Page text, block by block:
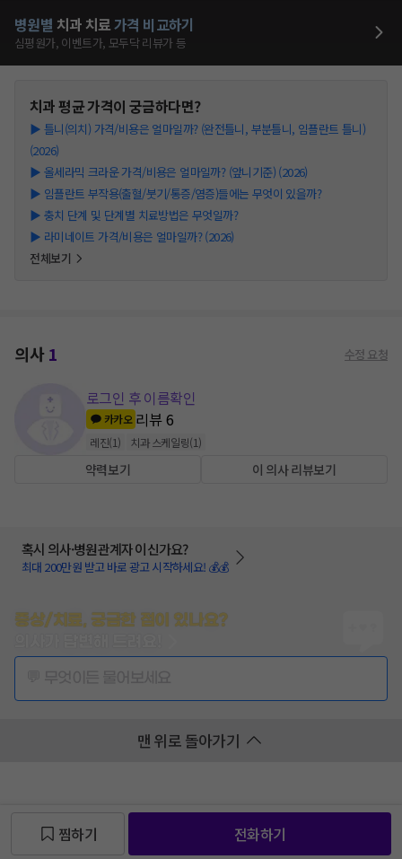
병원별 치과 치료가격 비교하기
심평원가, 이벤트가, 모두닥 리뷰가 등
치과평균 가격이 궁금하다면?
▶ 틀니(의치) 가격/비용은 얼마일까? (완전틀니, 부분틀니, 임플란트 틀니)
(2026)
▶ 올세라믹 크라운 가격/비용은 얼마일까? (앞니기준) (2026)
▶ 임플란트 부작용(출혈/붓기/통증/염증)들에는 무엇이 있을까?
▶ 충치 단계 및 단계별 치료방법은 무엇일까?
▶ 라미네이트 가격/비용은 얼마일까? (2026)
전체보기
의사1 수정 요청
로그인 후 이름확인
카카오 리뷰6
레진(1) 치과 스케일링(1)
약력보기 이 의사 리뷰보기
혹시 의사·병원관계자 이신가요?
최대 200만원 받고 바로 광고 시작하세요! 💰💰
증상/치료, 궁금한 점이 있나요?
맨 위로 돌아가기
찜하기 전화하기